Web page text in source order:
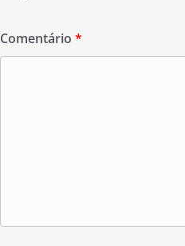
Comentário *